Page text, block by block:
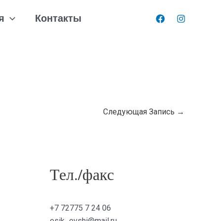
Контакты
Следующая Запись →
Тел./факс
+7 72775 7 24 06